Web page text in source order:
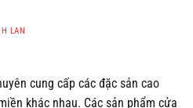
LAN
cung cấp các đặc sản cao
khác nhau. Các sản phẩm cửa